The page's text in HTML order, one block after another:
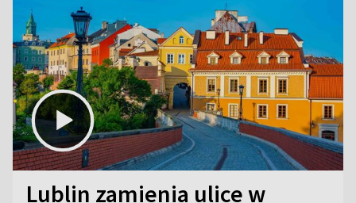
Lublin zamienia ulice w